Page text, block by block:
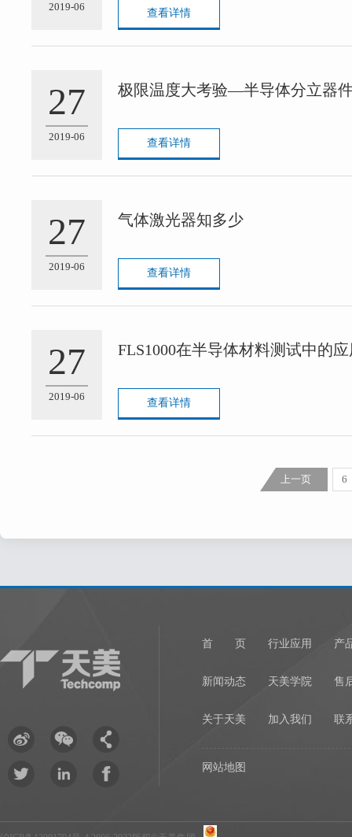
2019-06
查看详情
27
2019-06
极限温度大考验—半导体分立器
查看详情
27
2019-06
气体激光器知多少
查看详情
27
2019-06
FLS1000在半导体材料测试中的
查看详情
上一页 6
首 页 行业应用 产
新闻动态 天美学院 售
关于天美 加入我们 联
网站地图